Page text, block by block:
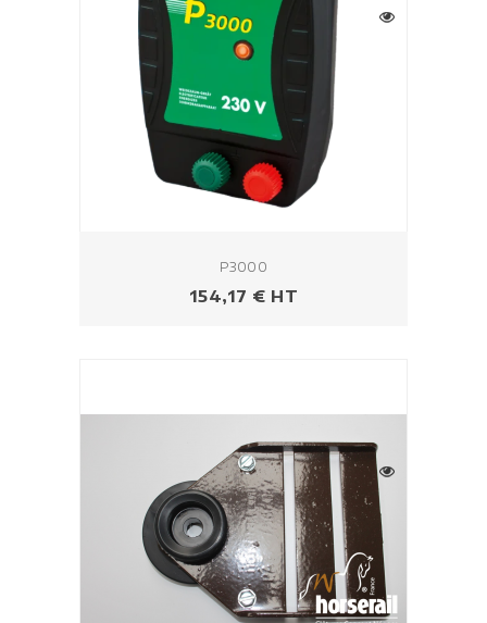
P3000
Prix
154,17 € HT